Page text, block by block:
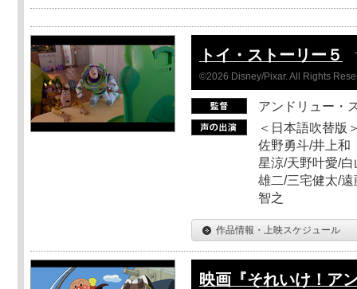
トイ・ストーリー５
©2026 Disney/Pixar. All Rights
アンドリュー・
＜日本語吹替版
佐野勇斗/井上和
星涼/天野叶愛/
雄二/三宅健太/
智之
作品情報・上映スケジュール
映画『それいけ！ア